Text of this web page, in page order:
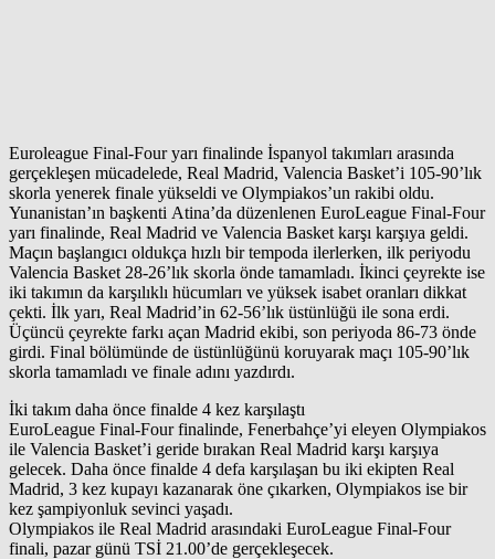
Euroleague Final-Four yarı finalinde İspanyol takımları arasında
gerçekleşen mücadelede, Real Madrid, Valencia Basket’i 105-90’lık
skorla yenerek finale yükseldi ve Olympiakos’un rakibi oldu.
Yunanistan’ın başkenti Atina’da düzenlenen EuroLeague Final-Four
yarı finalinde, Real Madrid ve Valencia Basket karşı karşıya geldi.
Maçın başlangıcı oldukça hızlı bir tempoda ilerlerken, ilk periyodu
Valencia Basket 28-26’lık skorla önde tamamladı. İkinci çeyrekte ise
iki takımın da karşılıklı hücumları ve yüksek isabet oranları dikkat
çekti. İlk yarı, Real Madrid’in 62-56’lık üstünlüğü ile sona erdi.
Üçüncü çeyrekte farkı açan Madrid ekibi, son periyoda 86-73 önde
girdi. Final bölümünde de üstünlüğünü koruyarak maçı 105-90’lık
skorla tamamladı ve finale adını yazdırdı.
İki takım daha önce finalde 4 kez karşılaştı
EuroLeague Final-Four finalinde, Fenerbahçe’yi eleyen Olympiakos
ile Valencia Basket’i geride bırakan Real Madrid karşı karşıya
gelecek. Daha önce finalde 4 defa karşılaşan bu iki ekipten Real
Madrid, 3 kez kupayı kazanarak öne çıkarken, Olympiakos ise bir
kez şampiyonluk sevinci yaşadı.
Olympiakos ile Real Madrid arasındaki EuroLeague Final-Four
finali, pazar günü TSİ 21.00’de gerçekleşecek.